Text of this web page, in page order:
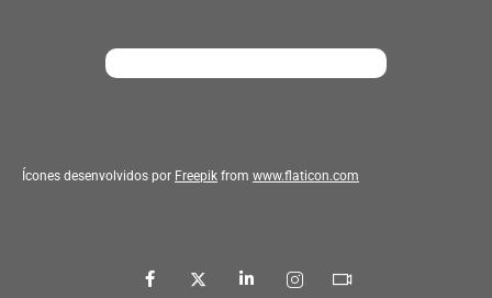
Ícones desenvolvidos por Freepik from www.flaticon.com